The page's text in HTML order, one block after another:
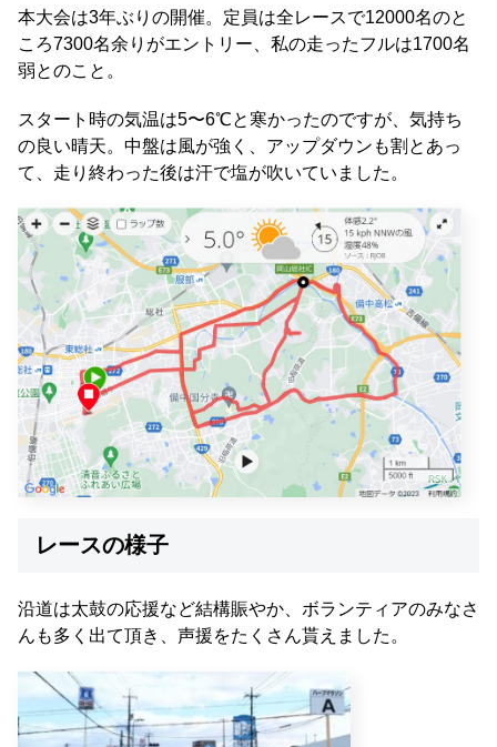
本大会は3年ぶりの開催。定員は全レースで12000名のと
ころ7300名余りがエントリー、私の走ったフルは1700名
弱とのこと 。
スタート時の気温は5〜6℃と寒かったのですが、気持ち
の良い晴天。中盤は風が強く、アップダウンも割とあっ
て、走り終わった後は汗で塩が吹いていました 。
レースの様子
沿道は太鼓の応援など結構賑やか、ボランティアのみなさ
んも多く出て頂き、声援をたくさん貰えました。